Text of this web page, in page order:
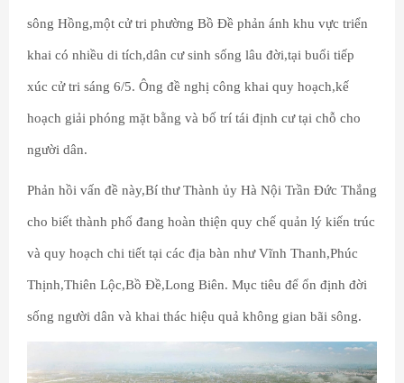
sông Hồng,một cử tri phường Bồ Đề phản ánh khu vực triển
khai có nhiều di tích,dân cư sinh sống lâu đời,tại buổi tiếp
xúc cử tri sáng 6/5. Ông đề nghị công khai quy hoạch,kế
hoạch giải phóng mặt bằng và bố trí tái định cư tại chỗ cho
người dân.
Phản hồi vấn đề này,Bí thư Thành ủy Hà Nội Trần Đức Thắng
cho biết thành phố đang hoàn thiện quy chế quản lý kiến trúc
và quy hoạch chi tiết tại các địa bàn như Vĩnh Thanh,Phúc
Thịnh,Thiên Lộc,Bồ Đề,Long Biên. Mục tiêu để ổn định đời
sống người dân và khai thác hiệu quả không gian bãi sông.